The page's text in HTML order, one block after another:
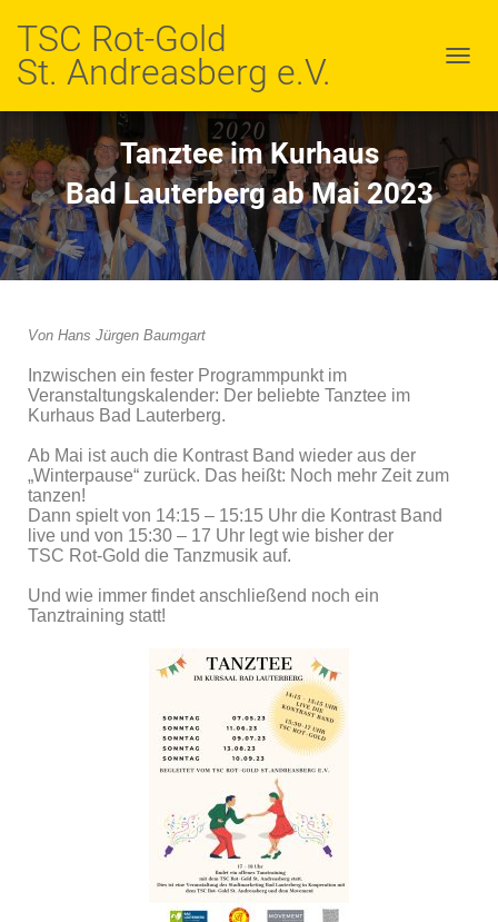
TSC Rot-Gold
St. Andreasberg e.V.
V
A
T
I
O
N
U
Tanztee im Kurhaus
Bad Lauterberg ab Mai 2023
Von Hans Jürgen Baumgart
Inzwischen ein fester Programmpunkt im
Veranstaltungskalender: Der beliebte Tanztee im
Kurhaus Bad Lauterberg.
Ab Mai ist auch die Kontrast Band wieder aus der
„Winterpause“ zurück. Das heißt: Noch mehr Zeit zum
tanzen!
Dann spielt von 14:15 – 15:15 Uhr die Kontrast Band
live und von 15:30 – 17 Uhr legt wie bisher der
TSC Rot‑Gold die Tanzmusik auf.
Und wie immer findet anschließend noch ein
Tanztraining statt!